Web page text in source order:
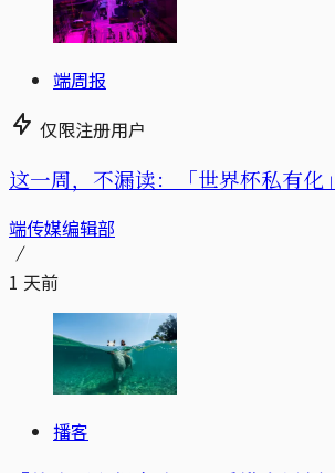
端周报
仅限注册用户
这一周，不漏读：「世界杯私有化
端传媒编辑部
1 天前
播客